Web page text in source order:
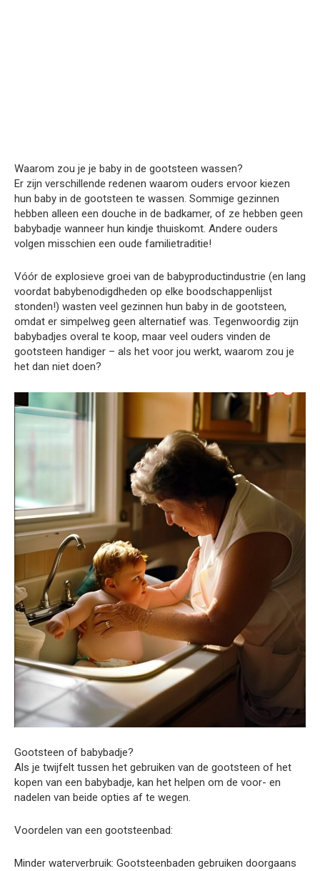
Waarom zou je je baby in de gootsteen wassen?
Er zijn verschillende redenen waarom ouders ervoor kiezen
hun baby in de gootsteen te wassen. Sommige gezinnen
hebben alleen een douche in de badkamer, of ze hebben geen
babybadje wanneer hun kindje thuiskomt. Andere ouders
volgen misschien een oude familietraditie!
Vóór de explosieve groei van de babyproductindustrie (en lang
voordat babybenodigdheden op elke boodschappenlijst
stonden!) wasten veel gezinnen hun baby in de gootsteen,
omdat er simpelweg geen alternatief was. Tegenwoordig zijn
babybadjes overal te koop, maar veel ouders vinden de
gootsteen handiger – als het voor jou werkt, waarom zou je
het dan niet doen?
Gootsteen of babybadje?
Als je twijfelt tussen het gebruiken van de gootsteen of het
kopen van een babybadje, kan het helpen om de voor- en
nadelen van beide opties af te wegen.
Voordelen van een gootsteenbad:
Minder waterverbruik: Gootsteenbaden gebruiken doorgaans